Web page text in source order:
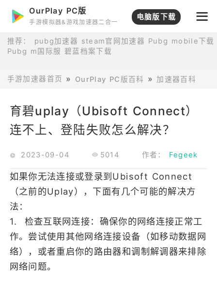
OurPlay PC版
手游模拟器&游戏加速器二合一
电脑版下载
推荐： pubg加速器 steam官网加速器
Pubg mobile下载
Pubg m国际服 碧蓝档案下载
手游加速器首页 OurPlay PC版百科 加速器百科
育碧uplay（Ubisoft Connect）
连不上、登陆失败怎么解决？
2023-09-04 5014 作者： Fegeek
如果你无法连接或登录到Ubisoft Connect
（之前的Uplay），下面有几个可能的解决方
法：
1. 检查互联网连接：确保你的网络连接正常工
作。尝试使用其他网络连接设备（如移动数据网
络），或者重启你的路由器和调制解调器来排除
网络问题。